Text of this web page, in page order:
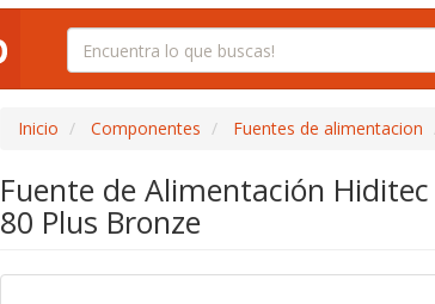
Inicio Componentes Fuentes de alimentacion
Fuente de Alimentación
80 Plus Bronze